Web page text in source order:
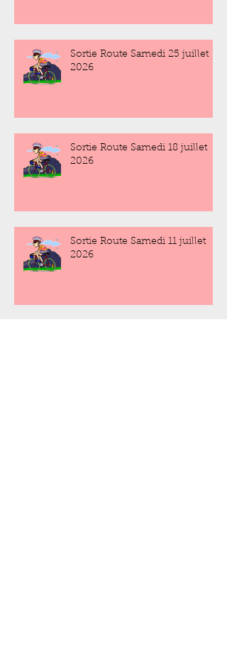
Sortie Route Samedi 25 juillet
2026
Sortie Route Samedi 18 juillet
2026
Sortie Route Samedi 11 juillet
2026